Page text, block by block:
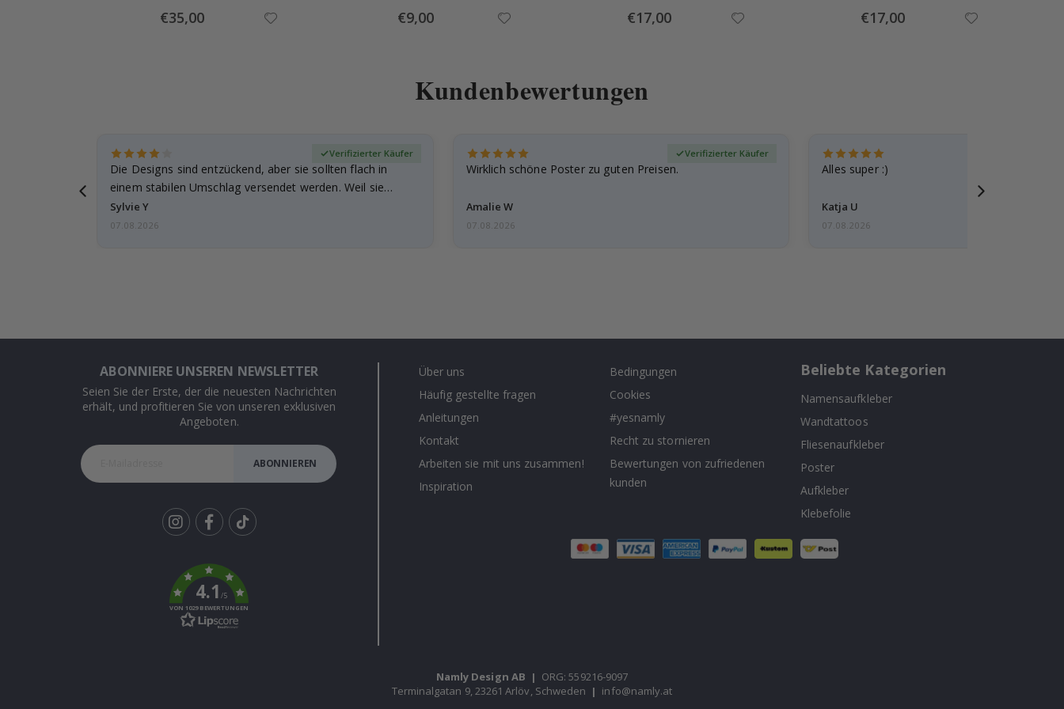
Special
Price
€35,00 Special
Price
€9,00 Special
Price
€17,00 Special
Price
€17,00
Kundenbewertungen
Die Designs sind entzückend, aber sie sollten flach in
einem stabilen Umschlag versendet werden. Weil sie…
Sylvie Y
Verifizierter Käufer
07.08.2026
Wirklich schöne Poster zu guten Preisen.
Amalie W
Verifizierter Käufer
07.08.2026
Alles super :)
Katja U
07.08.2026
ABONNIERE UNSEREN NEWSLETTER
Seien Sie der Erste, der die neuesten Nachrichten
erhält, und profitieren Sie von unseren exklusiven
Angeboten.
ABONNIEREN
k
4.1/5
VON 1029 BEWERTUNGEN
Über uns
Häufig gestellte fragen
Anleitungen
Kontakt
Arbeiten sie mit uns zusammen!
Inspiration
Bedingungen
Cookies
#yesnamly
Recht zu stornieren
Bewertungen von zufriedenen
kunden
Beliebte Kategorien
Namensaufkleber
Wandtattoos
Fliesenaufkleber
Poster
Aufkleber
Klebefolie
Namly Design AB | ORG: 559216-9097
Terminalgatan 9, 23261 Arlöv, Schweden | info@namly.at